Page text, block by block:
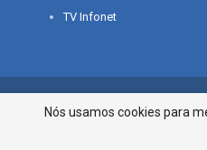
TV Infonet
© 2026 - O que é notícia em
Nós usamos cookies para